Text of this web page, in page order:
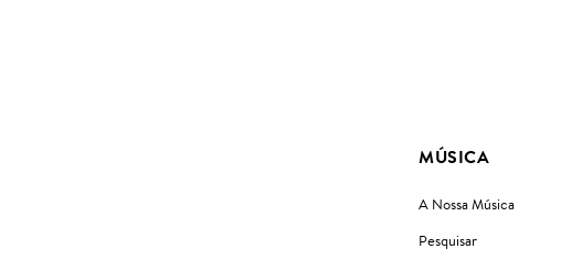
MÚSICA
A Nossa Música
Pesquisar